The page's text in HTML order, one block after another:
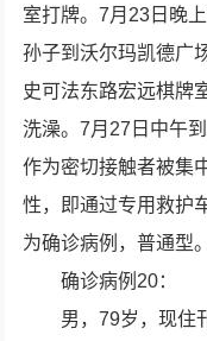
室打牌。7月23日晚
孙子到沃尔玛凯德广
史可法东路宏远棋牌
洗澡。7月27日中午
作为密切接触者被集
性，即通过专用救护
为确诊病例，普通型。
确诊病例20：
男，79岁，现住